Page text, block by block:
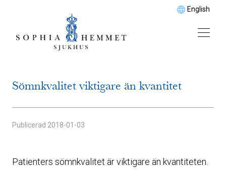
English
Sömnkvalitet viktigare än kvantitet
Publicerad 2018-01-03
Patienters sömnkvalitet är viktigare än kvantiteten.